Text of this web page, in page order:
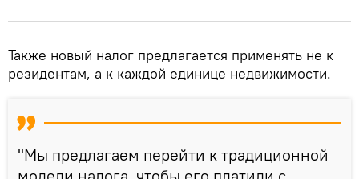
Также новый налог предлагается применять не к
резидентам, а к каждой единице недвижимости.
"Мы предлагаем перейти к традиционной